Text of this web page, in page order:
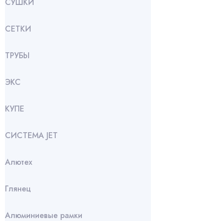
СЕТКИ
ТРУБЫ
ЭКС
КУПЕ
СИСТЕМА JET
Алютех
Глянец
Алюминиевые рамки